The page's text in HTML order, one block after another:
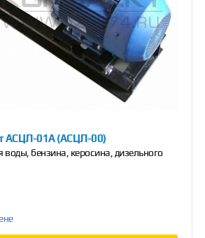
АСЦЛ-01A (АСЦЛ-00)
воды, бензина, керосина, дизельного